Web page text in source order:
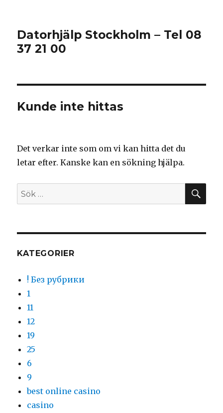
Datorhjälp Stockholm – Tel 08
37 21 00
Kunde inte hittas
Det verkar inte som om vi kan hitta det du
letar efter. Kanske kan en sökning hjälpa.
Sök
efter:
KATEGORIER
! Без рубрики
1
11
12
19
25
6
9
best online casino
casino